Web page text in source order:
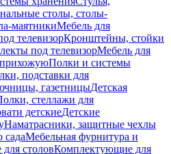
столы, столы-
маятникиМебель для
телевизорКронштейны, стойки
под телевизорМебель для
Полки и системы
подставки для
газетницыДетская
стеллажи для
детскиеДетские
Наматрасники, защитные чехлы
садаМебельная фурнитура и
столовКомплектующие для